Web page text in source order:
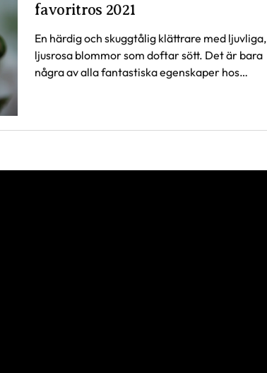
favoritros 2021
En härdig och skuggtålig klättrare med ljuvliga,
ljusrosa blommor som doftar sött. Det är bara
några av alla fantastiska egenskaper hos